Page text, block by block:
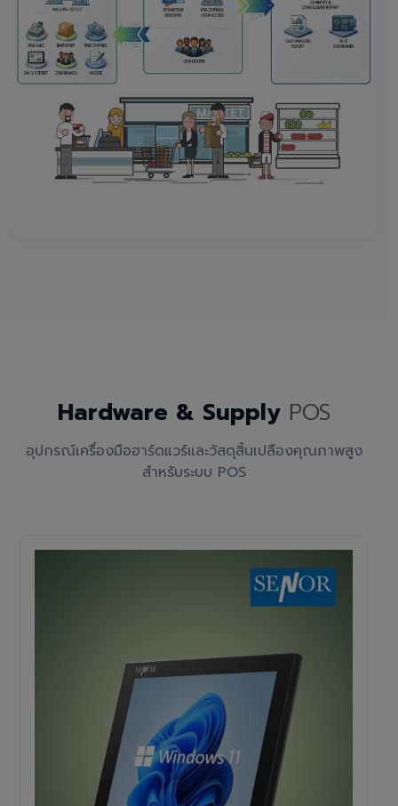
Hardware & Supply POS
อุปกรณ์เครื่องมือฮาร์ดแวร์และวัสดุสิ้นเปลืองคุณภาพสูง
สำหรับระบบ POS